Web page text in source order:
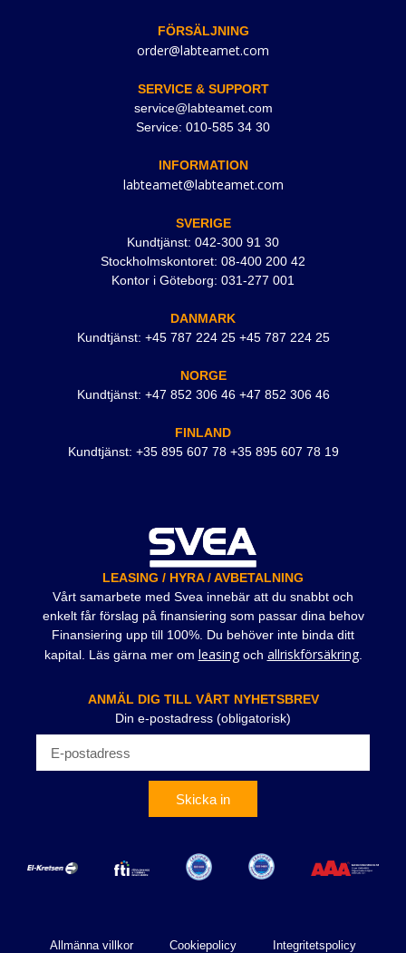
FÖRSÄLJNING
order@labteamet.com
SERVICE & SUPPORT
service@labteamet.com
Service: 010-585 34 30
INFORMATION
labteamet@labteamet.com
SVERIGE
Kundtjänst: 042-300 91 30
Stockholmskontoret: 08-400 200 42
Kontor i Göteborg: 031-277 001
DANMARK
Kundtjänst: +45 787 224 25 +45 787 224 25
NORGE
Kundtjänst: +47 852 306 46 +47 852 306 46
FINLAND
Kundtjänst: +35 895 607 78 +35 895 607 78 19
LEASING / HYRA / AVBETALNING
Vårt samarbete med Svea innebär att du snabbt och
enkelt får förslag på finansiering som passar dina behov
Finansiering upp till 100%. Du behöver inte binda ditt
kapital. Läs gärna mer om leasingoch allriskförsäkring.
ANMÄL DIG TILL VÅRT NYHETSBREV
Din e-postadress (obligatorisk)
Skicka in
Allmänna villkor Cookiepolicy Integritetspolicy